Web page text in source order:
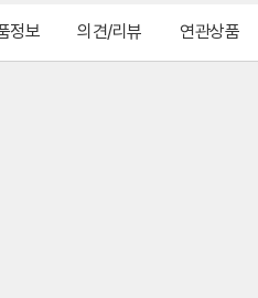
정보 의견/리뷰 연관상품